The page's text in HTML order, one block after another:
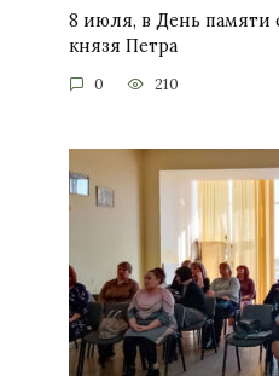
8 июля, в День памяти
князя Петра
0 210